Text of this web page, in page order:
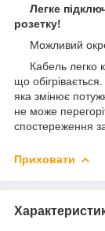
Легке
розетку!
Можливий
Кабель легко
що
яка змінює
не може
спостереження
Приховати